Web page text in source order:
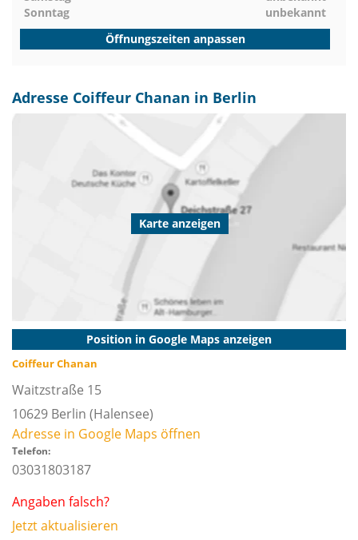
Sonntag
unbekannt
Öffnungszeiten anpassen
Adresse Coiffeur Chanan in Berlin
Karte anzeigen
Position in Google Maps anzeigen
Coiffeur Chanan
Waitzstraße 15
10629 Berlin (Halensee)
Adresse in Google Maps öffnen
Telefon:
03031803187
Angaben falsch?
Jetzt aktualisieren